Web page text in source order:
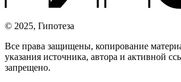
© 2025, Гипотеза
Все права защищены, копирование
указания источника, автора и активной
запрещено.